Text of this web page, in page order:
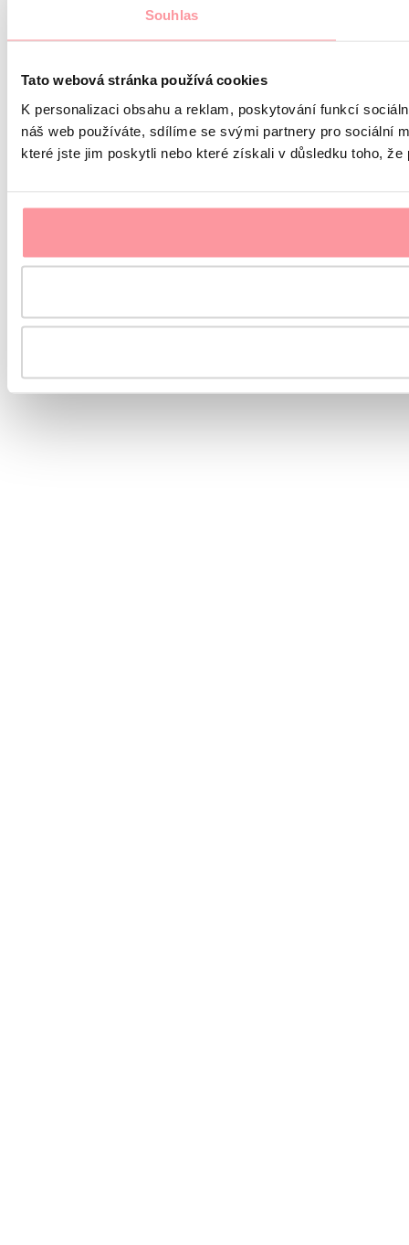
Souhlas
Tato webová stránka používá cookies
K personalizaci obsahu a reklam, poskytování funkcí
náš web používáte, sdílíme se svými partnery pro sociální
které jste jim poskytli nebo které získali v důsledku toho, že